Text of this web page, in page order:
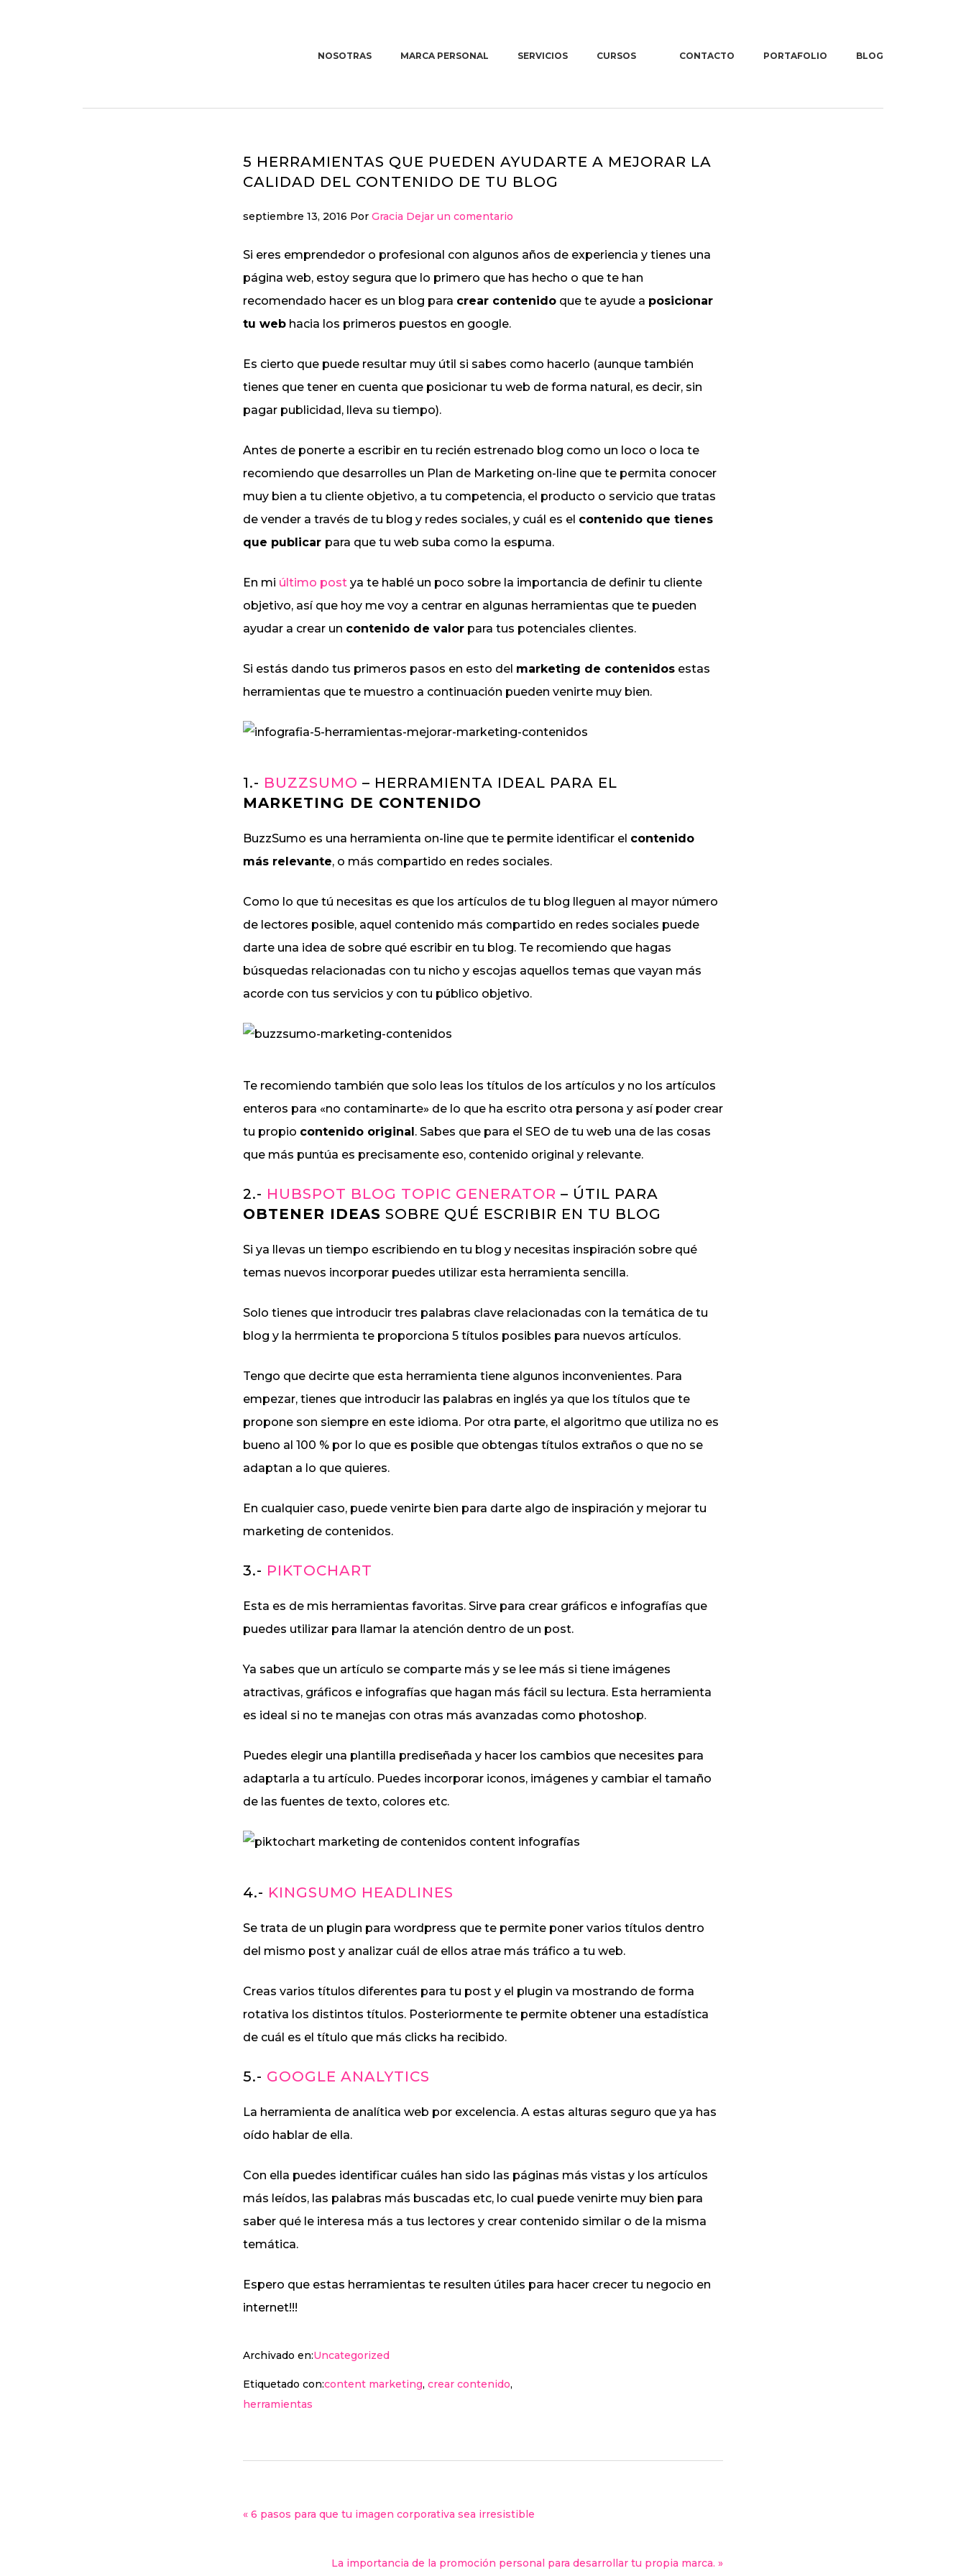
NOSOTRAS MARCA PERSONAL SERVICIOS
¿ERES COACH?
INGENIERÍA Y
MEDIO
AMBIENTE
Diseño web
management
Posicionamiento
web
CURSOS
Formación en
In company
CONTACTO PORTAFOLIO BLOG
5 HERRAMIENTAS QUE PUEDEN AYUDARTE A MEJORAR LA
CALIDAD DEL CONTENIDO DE TU BLOG
septiembre 13, 2016 Por Gracia Dejar un comentario
Si eres emprendedor o profesional con algunos años de experiencia y tienes una
página web, estoy segura que lo primero que has hecho o que te han
recomendado hacer es un blog para crear contenidoque te ayude a posicionar
tu webhacia los primeros puestos en google.
Es cierto que puede resultar muy útil si sabes como hacerlo (aunque también
tienes que tener en cuenta que posicionar tu web de forma natural, es decir, sin
pagar publicidad, lleva su tiempo).
Antes de ponerte a escribir en tu recién estrenado blog como un loco o loca te
recomiendo que desarrolles un Plan de Marketing on-line que te permita conocer
muy bien a tu cliente objetivo, a tu competencia, el producto o servicio que tratas
de vender a través de tu blog y redes sociales, y cuál es el contenido que tienes
que publicar para que tu web suba como la espuma.
En mi último postya te hablé un poco sobre la importancia de definir tu cliente
objetivo, así que hoy me voy a centrar en algunas herramientas que te pueden
ayudar a crear un contenido de valorpara tus potenciales clientes.
Si estás dando tus primeros pasos en esto del marketing de contenidosestas
herramientas que te muestro a continuación pueden venirte muy bien.
1.- BUZZSUMO – HERRAMIENTA IDEAL PARA EL
MARKETING DE CONTENIDO
BuzzSumo es una herramienta on-line que te permite identificar el contenido
más relevante, o más compartido en redes sociales.
Como lo que tú necesitas es que los artículos de tu blog lleguen al mayor número
de lectores posible, aquel contenido más compartido en redes sociales puede
darte una idea de sobre qué escribir en tu blog. Te recomiendo que hagas
búsquedas relacionadas con tu nicho y escojas aquellos temas que vayan más
acorde con tus servicios y con tu público objetivo.
Te recomiendo también que solo leas los títulos de los artículos y no los artículos
enteros para «no contaminarte» de lo que ha escrito otra persona y así poder crear
tu propio contenido original. Sabes que para el SEO de tu web una de las cosas
que más puntúa es precisamente eso, contenido original y relevante.
2.- HUBSPOT BLOG TOPIC GENERATOR – ÚTIL PARA
OBTENER IDEAS SOBRE QUÉ ESCRIBIR EN TU BLOG
Si ya llevas un tiempo escribiendo en tu blog y necesitas inspiración sobre qué
temas nuevos incorporar puedes utilizar esta herramienta sencilla.
Solo tienes que introducir tres palabras clave relacionadas con la temática de tu
blog y la herrmienta te proporciona 5 títulos posibles para nuevos artículos.
Tengo que decirte que esta herramienta tiene algunos inconvenientes. Para
empezar, tienes que introducir las palabras en inglés ya que los títulos que te
propone son siempre en este idioma. Por otra parte, el algoritmo que utiliza no es
bueno al 100 % por lo que es posible que obtengas títulos extraños o que no se
adaptan a lo que quieres.
En cualquier caso, puede venirte bien para darte algo de inspiración y mejorar tu
marketing de contenidos.
3.- PIKTOCHART
Esta es de mis herramientas favoritas. Sirve para crear gráficos e infografías que
puedes utilizar para llamar la atención dentro de un post.
Ya sabes que un artículo se comparte más y se lee más si tiene imágenes
atractivas, gráficos e infografías que hagan más fácil su lectura. Esta herramienta
es ideal si no te manejas con otras más avanzadas como photoshop.
Puedes elegir una plantilla prediseñada y hacer los cambios que necesites para
adaptarla a tu artículo. Puedes incorporar iconos, imágenes y cambiar el tamaño
de las fuentes de texto, colores etc.
4.- KINGSUMO HEADLINES
Se trata de un plugin para wordpress que te permite poner varios títulos dentro
del mismo post y analizar cuál de ellos atrae más tráfico a tu web.
Creas varios títulos diferentes para tu post y el plugin va mostrando de forma
rotativa los distintos títulos. Posteriormente te permite obtener una estadística
de cuál es el título que más clicks ha recibido.
5.- GOOGLE ANALYTICS
La herramienta de analítica web por excelencia. A estas alturas seguro que ya has
oído hablar de ella.
Con ella puedes identificar cuáles han sido las páginas más vistas y los artículos
más leídos, las palabras más buscadas etc, lo cual puede venirte muy bien para
saber qué le interesa más a tus lectores y crear contenido similar o de la misma
temática.
Espero que estas herramientas te resulten útiles para hacer crecer tu negocio en
internet!!!
Archivado en:Uncategorized
Etiquetado con:content marketing, crear contenido,
herramientas
« 6 pasos para que tu imagen corporativa sea irresistible
La importancia de la promoción personal para desarrollar tu propia marca. »